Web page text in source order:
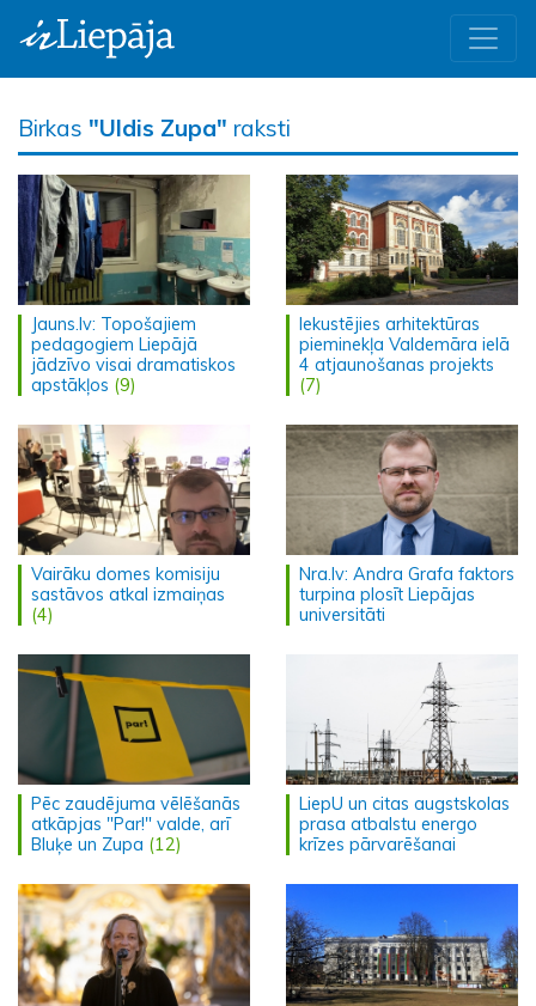
Birkas "Uldis Zupa" raksti
Jauns.lv: Topošajiem
pedagogiem Liepājā
jādzīvo visai dramatiskos
apstākļos (9)
Iekustējies arhitektūras
pieminekļa Valdemāra ielā
4 atjaunošanas projekts
(7)
Vairāku domes komisiju
sastāvos atkal izmaiņas
(4)
Nra.lv: Andra Grafa faktors
turpina plosīt Liepājas
universitāti
Pēc zaudējuma vēlēšanās
atkāpjas "Par!" valde, arī
Bluķe un Zupa (12)
LiepU un citas augstskolas
prasa atbalstu energo
krīzes pārvarēšanai